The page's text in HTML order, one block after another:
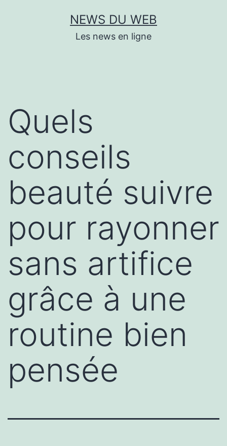
NEWS DU WEB
Les news en ligne
Quels
conseils
beauté suivre
pour rayonner
sans artifice
grâce à une
routine bien
pensée